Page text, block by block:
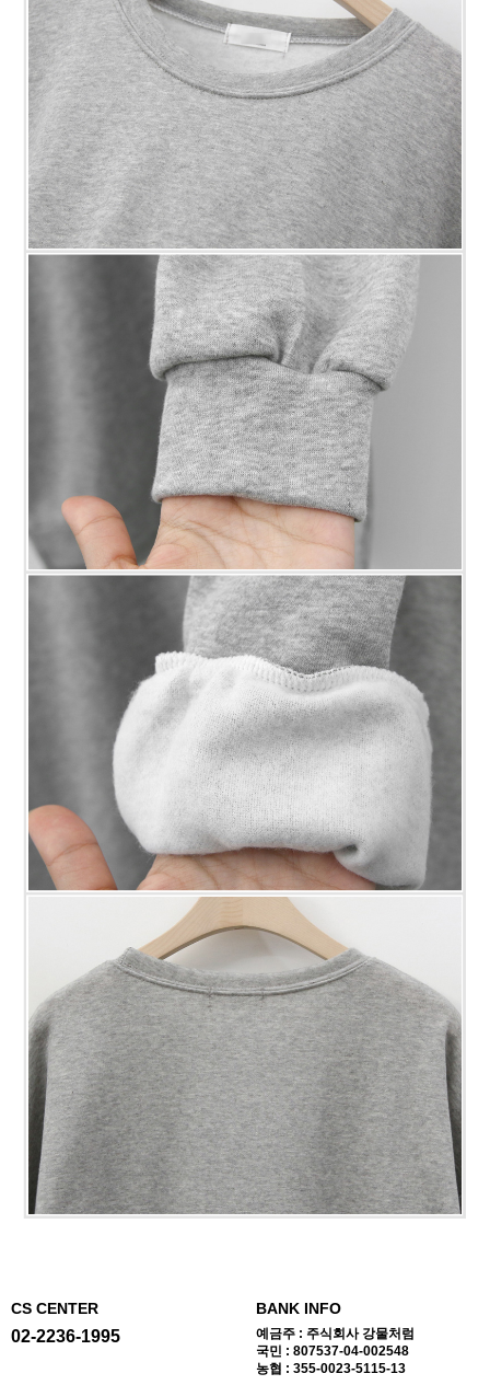
CS CENTER
02-2236-1995
BANK INFO
예금주 : 주식회사 강물처럼
국민 : 807537-04-002548
농협 : 355-0023-5115-13